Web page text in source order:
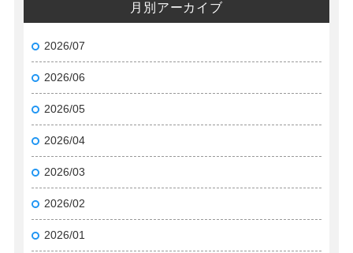
月別アーカイブ
2026/07
2026/06
2026/05
2026/04
2026/03
2026/02
2026/01